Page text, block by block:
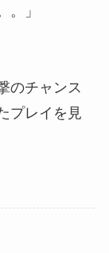
。」
のチャンス
プレイを見